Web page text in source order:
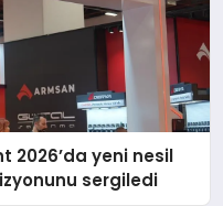
2026’da yeni nesil
sergiledi